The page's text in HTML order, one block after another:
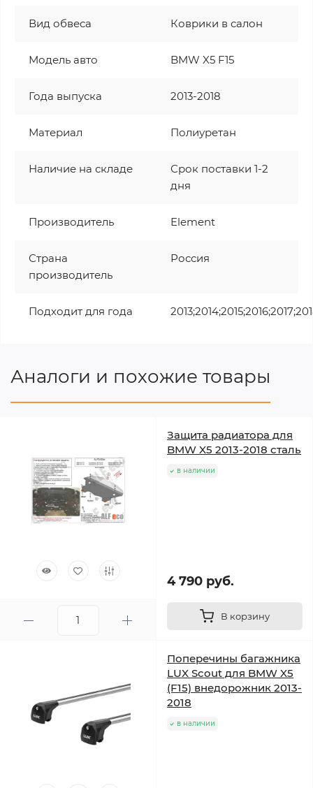
Вид обвеса Коврики в салон
Модель авто BMW X5 F15
Года выпуска 2013-2018
Материал Полиуретан
Наличие на складе
Срок поставки 1-2
дня
Производитель Element
Страна
производитель
Россия
Подходит для года
Аналоги и похожие товары
Защита радиатора для
BMW X5 2013-2018 сталь
в наличии
4 790 руб.
В корзину
Поперечины багажника
LUX Scout для BMW X5
(F15) внедорожник 2013-
2018
в наличии